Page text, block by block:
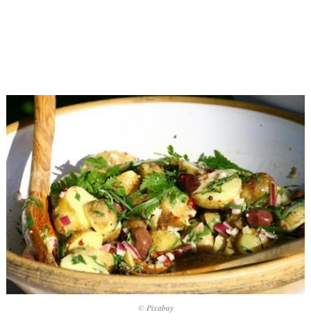
© Pixabay